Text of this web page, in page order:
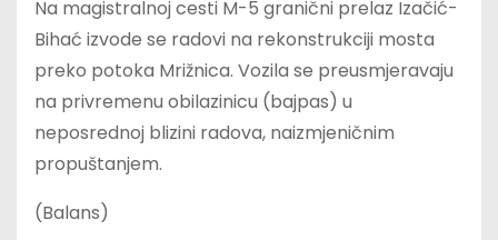
Na magistralnoj cesti M-5 granični prelaz Izačić-
Bihać izvode se radovi na rekonstrukciji mosta
preko potoka Mrižnica. Vozila se preusmjeravaju
na privremenu obilazinicu (bajpas) u
neposrednoj blizini radova, naizmjeničnim
propuštanjem.
(Balans)